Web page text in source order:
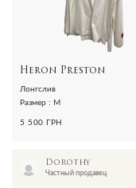
Heron Preston
Лонгслив
Размер : M
5 500 ГРН
Dorothy
Частный продавец